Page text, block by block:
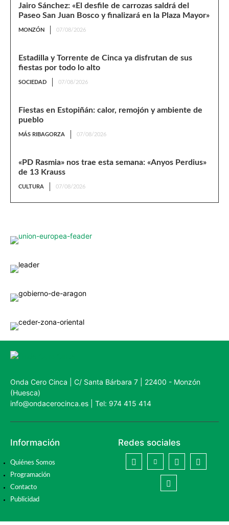
Jairo Sánchez: «El desfile de carrozas saldrá del
Paseo San Juan Bosco y finalizará en la Plaza Mayor»
MONZÓN 07/08/2026
Estadilla y Torrente de Cinca ya disfrutan de sus
fiestas por todo lo alto
SOCIEDAD 07/08/2026
Fiestas en Estopiñán: calor, remojón y ambiente de
pueblo
MÁS RIBAGORZA 07/08/2026
«PD Rasmia» nos trae esta semana: «Anyos Perdius»
de 13 Krauss
CULTURA 07/08/2026
Onda Cero Cinca | C/ Santa Bárbara 7 | 22400 - Monzón
(Huesca)
info@ondacerocinca.es | Tel: 974 415 414
Información
Quiénes Somos
Programación
Contacto
Publicidad
Redes sociales